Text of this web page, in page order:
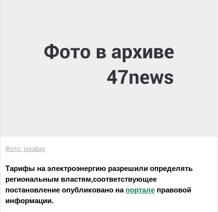
Фото: pixabay
Тарифы на электроэнергию разрешили определять
региональным властям,соответствующее
постановление опубликовано напортале правовой
информации.